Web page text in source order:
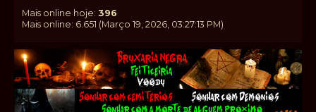
Mais online hoje: 396
Mais online: 6.651 (Março 19, 2026, 03:27:13 PM)